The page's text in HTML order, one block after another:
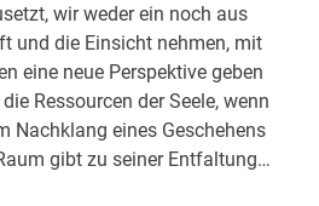
wir weder ein noch aus
und die Einsicht nehmen, mit
eine neue Perspektive geben
Ressourcen der Seele, wenn
Nachklang eines Geschehens
gibt zu seiner Entfaltung…